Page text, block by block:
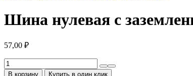
Шина нулевая с
57,00 ₽
Количество
товара
В корзину Купить в один клик